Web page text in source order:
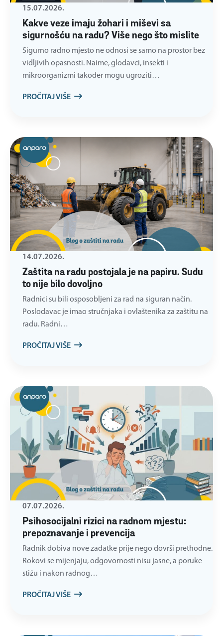
Kakve veze imaju žohari i miševi sa
sigurnošću na radu? Više nego što mislite
15.07.2026.
Sigurno radno mjesto ne odnosi se samo na prostor bez
vidljivih opasnosti. Naime, glodavci, insekti i
mikroorganizmi također mogu ugroziti…
PROČITAJ VIŠE
Zaštita na radu postojala je na papiru. Sudu
to nije bilo dovoljno
14.07.2026.
Radnici su bili osposobljeni za rad na siguran način.
Poslodavac je imao stručnjaka i ovlaštenika za zaštitu na
radu. Radni…
PROČITAJ VIŠE
Psihosocijalni rizici na radnom mjestu:
prepoznavanje i prevencija
07.07.2026.
Radnik dobiva nove zadatke prije nego dovrši prethodne.
Rokovi se mijenjaju, odgovornosti nisu jasne, a poruke
stižu i nakon radnog…
PROČITAJ VIŠE